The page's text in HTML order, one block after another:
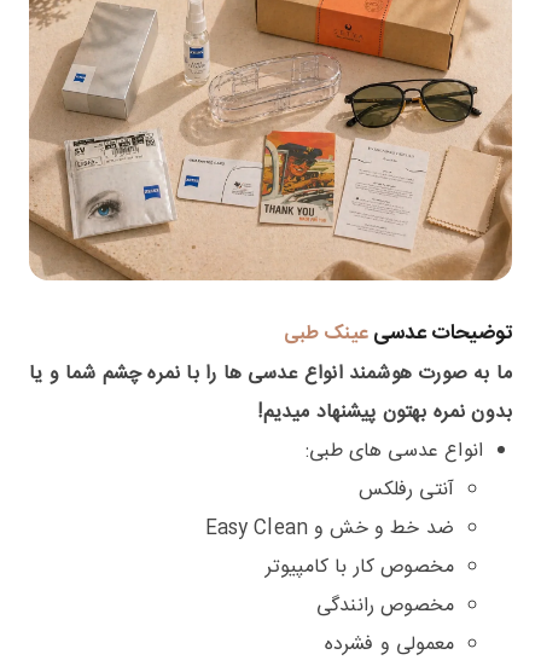
توضیحات عدسی عینک طبی
ما به صورت هوشمند انواع عدسی ها را با نمره چشم شما و یا
بدون نمره بهتون پیشنهاد میدیم!
انواع عدسی های طبی:
آنتی رفلکس
ضد خط و خش و Easy Clean
مخصوص کار با کامپیوتر
مخصوص رانندگی
معمولی و فشرده